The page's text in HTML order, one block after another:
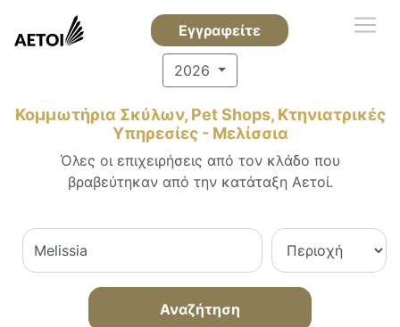
Εγγραφείτε
2026
Κομμωτήρια Σκύλων, Pet Shops, Κτηνιατρικές
Υπηρεσίες - Μελίσσια
Όλες οι επιχειρήσεις από τον κλάδο που
βραβεύτηκαν από την κατάταξη Αετοί.
Αναζήτηση